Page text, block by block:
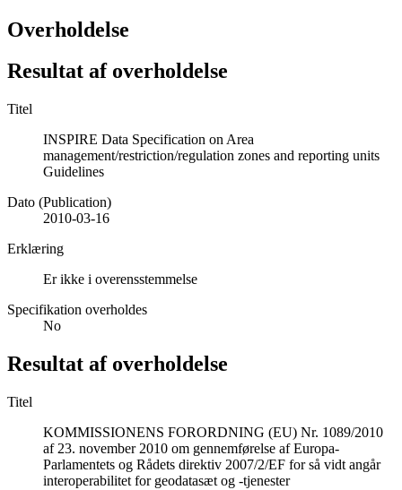
Overholdelse
Resultat af overholdelse
Titel
INSPIRE Data Specification on Area
management/restriction/regulation zones and reporting units
Guidelines
Dato (Publication)
2010-03-16
Erklæring
Er ikke i overensstemmelse
Specifikation overholdes
No
Resultat af overholdelse
Titel
KOMMISSIONENS FORORDNING (EU) Nr. 1089/2010
af 23. november 2010 om gennemførelse af Europa-
Parlamentets og Rådets direktiv 2007/2/EF for så vidt angår
interoperabilitet for geodatasæt og -tjenester